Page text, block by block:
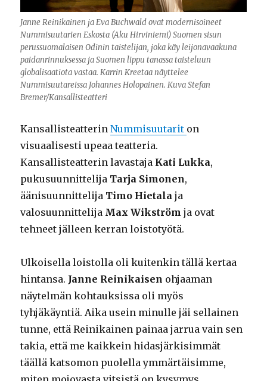
Janne Reinikainen ja Eva Buchwald ovat modernisoineet
Nummisuutarien Eskosta (Aku Hirviniemi) Suomen sisun
perussuomalaisen Odinin taistelijan, joka käy leijonavaakuna
paidanrinnuksessa ja Suomen lippu tanassa taisteluun
globalisaatiota vastaa. Karrin Kreetaa näyttelee
Nummisuutareissa Johannes Holopainen. Kuva Stefan
Bremer/Kansallisteatteri
KansallisteatterinNummisuutarit on
visuaalisesti upeaa teatteria.
Kansallisteatterin lavastaja Kati Lukka,
pukusuunnittelija Tarja Simonen,
äänisuunnittelija Timo Hietala ja
valosuunnittelija Max Wikström ja ovat
tehneet jälleen kerran loistotyötä.
Ulkoisella loistolla oli kuitenkin tällä kertaa
hintansa. Janne Reinikaisen ohjaaman
näytelmän kohtauksissa oli myös
tyhjäkäyntiä. Aika usein minulle jäi sellainen
tunne, että Reinikainen painaa jarrua vain sen
takia, että me kaikkein hidasjärkisimmät
täällä katsomon puolella ymmärtäisimme,